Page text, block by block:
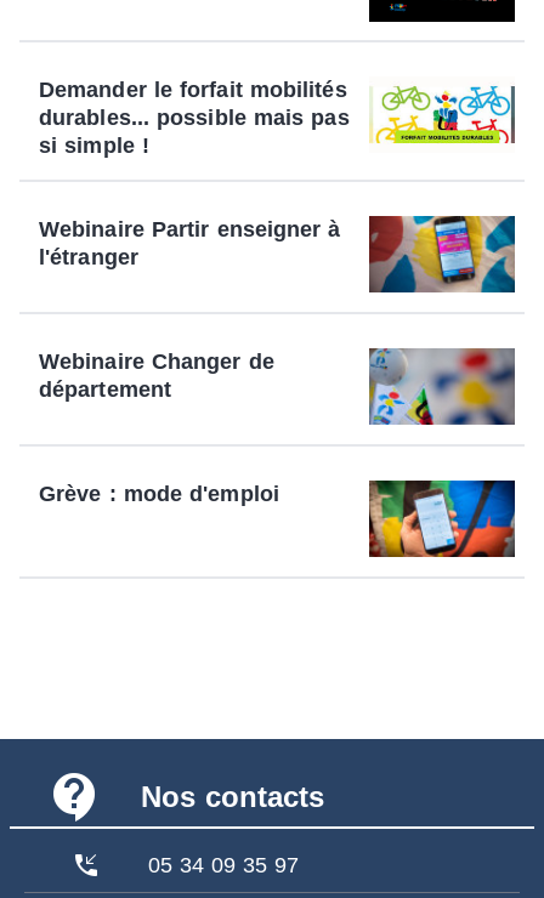
Demander le forfait mobilités
durables... possible mais pas
si simple !
Webinaire Partir enseigner à
l'étranger
Webinaire Changer de
département
Grève : mode d'emploi
contact_support Nos contacts
phone_callback 05 34 09 35 97